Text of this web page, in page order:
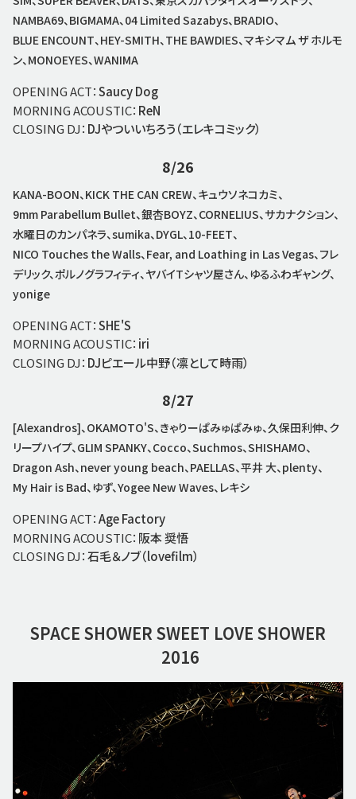
NAMBA69、BIGMAMA、04 Limited Sazabys、BRADIO、
BLUE ENCOUNT、HEY-SMITH、THE BAWDIES、マキシマム ザ ホルモ
ン、MONOEYES、WANIMA
OPENING ACT：Saucy Dog
MORNING ACOUSTIC： ReN
CLOSING DJ： DJやついいちろう（エレキコミック）
8/26
KANA-BOON、KICK THE CAN CREW、キュウソネコカミ、
9mm Parabellum Bullet、銀杏BOYZ、CORNELIUS、サカナクション、
水曜日のカンパネラ、sumika、DYGL、10-FEET、
NICO Touches the Walls、Fear, and Loathing in Las Vegas、フレ
デリック、ポルノグラフィティ、ヤバイTシャツ屋さん、ゆるふわギャング、
yonige
OPENING ACT：SHE'S
MORNING ACOUSTIC： iri
CLOSING DJ： DJピエール中野（凛として時雨）
8/27
[Alexandros]、OKAMOTO'S、きゃりーぱみゅぱみゅ、久保田利伸、ク
リープハイプ、GLIM SPANKY、Cocco、Suchmos、SHISHAMO、
Dragon Ash、never young beach、PAELLAS、平井 大、plenty、
My Hair is Bad、ゆず、Yogee New Waves、レキシ
OPENING ACT：Age Factory
MORNING ACOUSTIC： 阪本 奨悟
CLOSING DJ：石毛＆ノブ（lovefilm）
SPACE SHOWER SWEET LOVE SHOWER
2016